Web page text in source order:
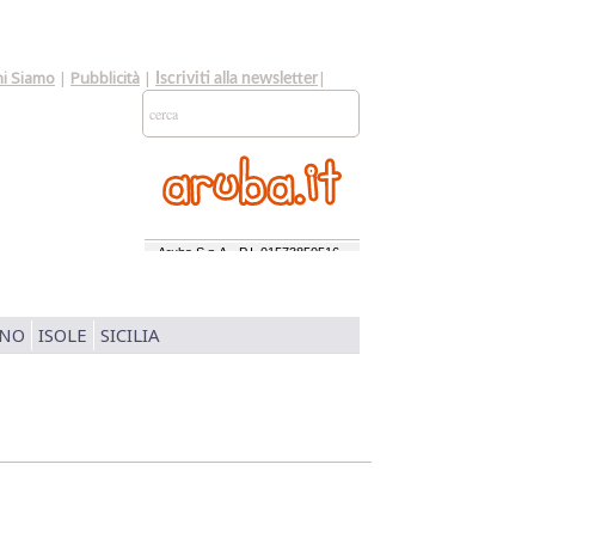
Siamo | Pubblicità | Iscriviti alla newsletter |
ISOLE SICILIA